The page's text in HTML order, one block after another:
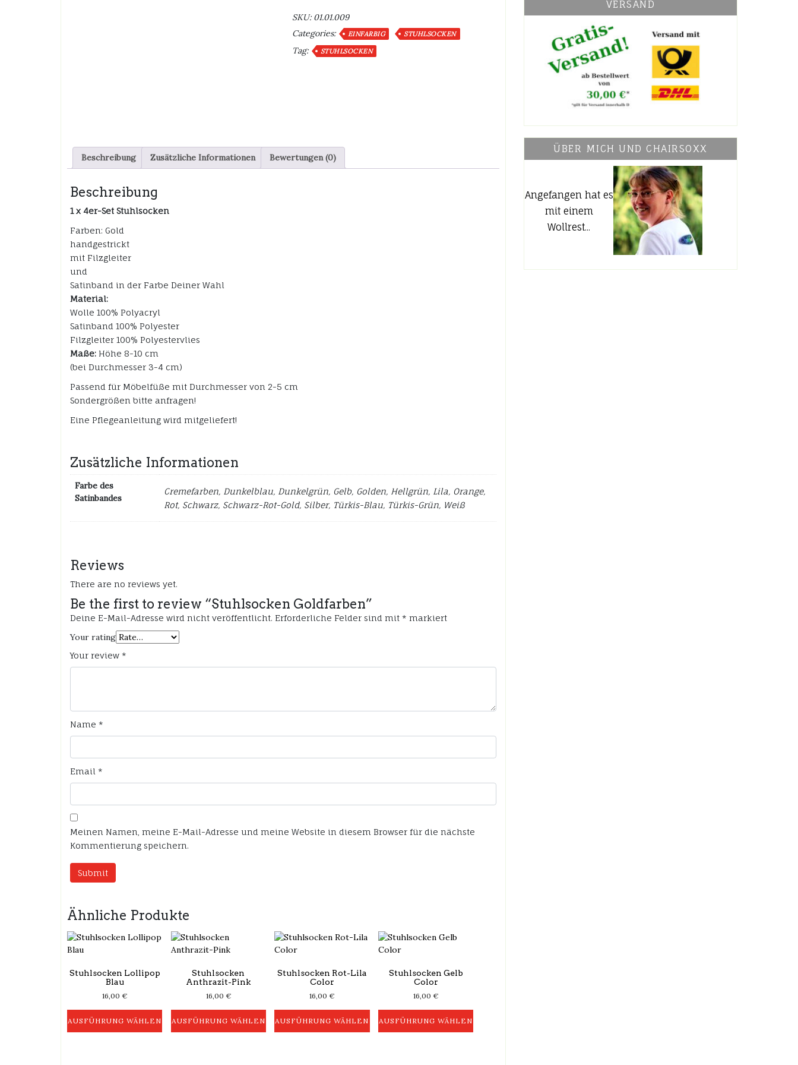
SKU: 01.01.009
Categories:
EINFARBIG STUHLSOCKEN
Tag: STUHLSOCKEN
Beschreibung Zusätzliche Informationen Bewertungen (0)
Beschreibung
1 x 4er-Set Stuhlsocken
Farben: Gold
handgestrickt
mit Filzgleiter
und
Satinband in der Farbe Deiner Wahl
Material:
Wolle 100% Polyacryl
Satinband 100% Polyester
Filzgleiter 100% Polyestervlies
Maße: Höhe 8-10 cm
(bei Durchmesser 3-4 cm)
Passend für Möbelfüße mit Durchmesser von 2-5 cm
Sondergrößen bitte anfragen!
Eine Pflegeanleitung wird mitgeliefert!
Zusätzliche Informationen
Farbe des
Satinbandes
Cremefarben, Dunkelblau, Dunkelgrün, Gelb, Golden, Hellgrün, Lila, Orange,
Rot, Schwarz, Schwarz-Rot-Gold, Silber, Türkis-Blau, Türkis-Grün, Weiß
Reviews
There are no reviews yet.
Be the first to review “Stuhlsocken Goldfarben”
Deine E-Mail-Adresse wird nicht veröffentlicht. Erforderliche Felder sind mit * markiert
Your rating
Your review *
Name *
Email *
Meinen Namen, meine E-Mail-Adresse und meine Website in diesem Browser für die nächste
Kommentierung speichern.
Ähnliche Produkte
Stuhlsocken Lollipop
Blau
16,00 €
AUSFÜHRUNG WÄHLEN
Stuhlsocken
Anthrazit-Pink
16,00 €
AUSFÜHRUNG WÄHLEN
Stuhlsocken Rot-Lila
Color
16,00 €
AUSFÜHRUNG WÄHLEN
Stuhlsocken Gelb
Color
16,00 €
AUSFÜHRUNG WÄHLEN
VERSAND
ÜBER MICH UND CHAIRSOXX
Angefangen hat es
mit einem
Wollrest...